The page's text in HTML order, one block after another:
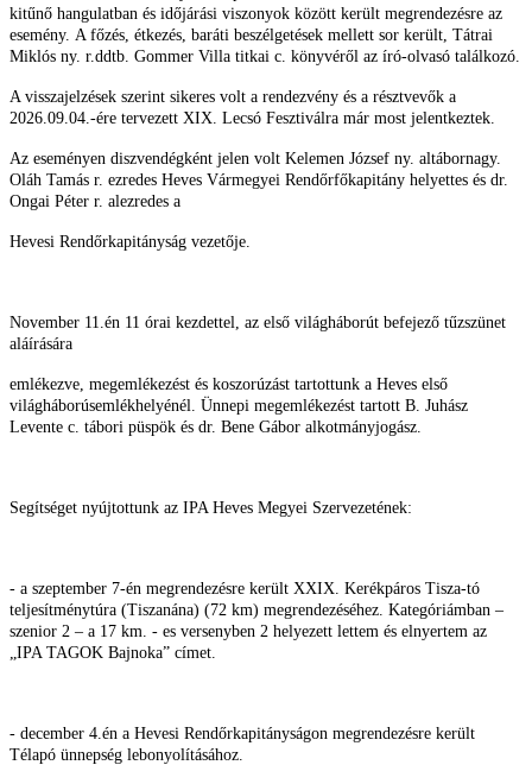
kitűnő hangulatban és időjárási viszonyok között került megrendezésre az
esemény. A főzés, étkezés, baráti beszélgetések mellett sor került, Tátrai
Miklós ny. r.ddtb. Gommer Villa titkai c. könyvéről az író-olvasó találkozó.
A visszajelzések szerint sikeres volt a rendezvény és a résztvevők a
2026.09.04.-ére tervezett XIX. Lecsó Fesztiválra már most jelentkeztek.
Az eseményen diszvendégként jelen volt Kelemen József ny. altábornagy.
Oláh Tamás r. ezredes Heves Vármegyei Rendőrfőkapitány helyettes és dr.
Ongai Péter r. alezredes a
Hevesi Rendőrkapitányság vezetője.
November 11.én 11 órai kezdettel, az első világháborút befejező tűzszünet
aláírására
emlékezve, megemlékezést és koszorúzást tartottunk a Heves első
világháborúsemlékhelyénél. Ünnepi megemlékezést tartott B. Juhász
Levente c. tábori püspök és dr. Bene Gábor alkotmányjogász.
Segítséget nyújtottunk az IPA Heves Megyei Szervezetének:
- a szeptember 7-én megrendezésre került XXIX. Kerékpáros Tisza-tó
teljesítménytúra (Tiszanána) (72 km) megrendezéséhez. Kategóriámban –
szenior 2 – a 17 km. - es versenyben 2 helyezett lettem és elnyertem az
„IPA TAGOK Bajnoka” címet.
- december 4.én a Hevesi Rendőrkapitányságon megrendezésre került
Télapó ünnepség lebonyolításához.